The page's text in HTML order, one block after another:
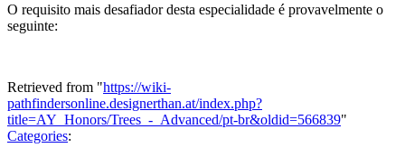
O requisito mais desafiador desta especialidade é provavelmente o
seguinte:
Retrieved from "https://wiki-
pathfindersonline.designerthan.at/index.php?
title=AY_Honors/Trees_-_Advanced/pt-br&oldid=566839"
Categories: